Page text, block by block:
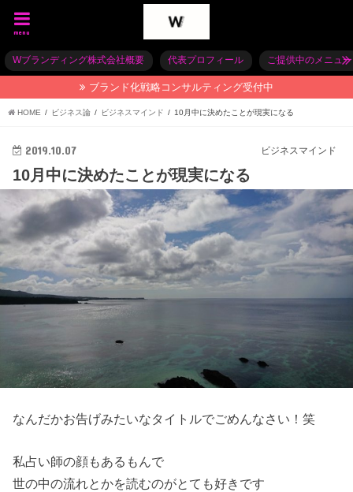
menu
Wブランディング株式会社概要 代表プロフィール ご提供中のメニュー
ブランド化戦略コンサルティング受付中
HOME ビジネス論 ビジネスマインド 10月中に決めたことが現実になる
ビジネスマインド
2019.10.07
10月中に決めたことが現実になる
なんだかお告げみたいなタイトルでごめんなさい！笑
私占い師の顔もあるもんで
世の中の流れとかを読むのがとても好きです